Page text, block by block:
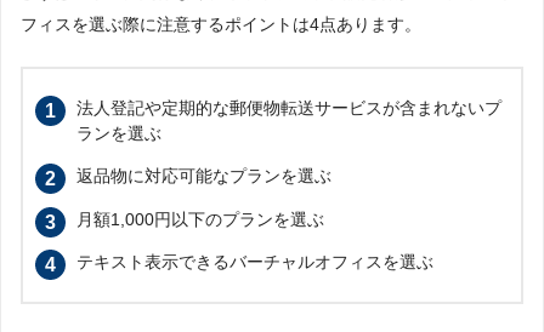
フィスを選ぶ際に注意するポイントは4点あります。
法人登記や定期的な郵便物転送サービスが含まれないプ
ランを選ぶ
返品物に対応可能なプランを選ぶ
月額1,000円以下のプランを選ぶ
テキスト表示できるバーチャルオフィスを選ぶ